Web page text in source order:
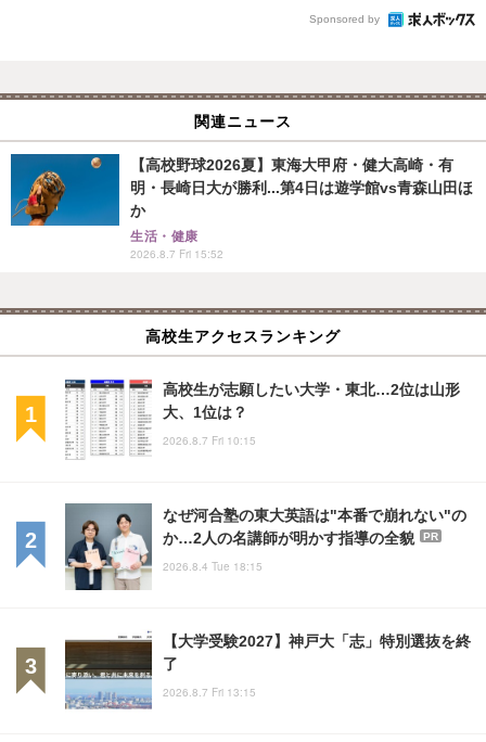
Sponsored by
関連ニュース
【高校野球2026夏】東海大甲府・健大高崎・有
明・長崎日大が勝利...第4日は遊学館vs青森山田ほ
か
生活・健康
2026.8.7 Fri 15:52
高校生アクセスランキング
高校生が志願したい大学・東北…2位は山形
大、1位は？
2026.8.7 Fri 10:15
なぜ河合塾の東大英語は"本番で崩れない"の
か…2人の名講師が明かす指導の全貌
PR
2026.8.4 Tue 18:15
【大学受験2027】神戸大「志」特別選抜を終
了
2026.8.7 Fri 13:15